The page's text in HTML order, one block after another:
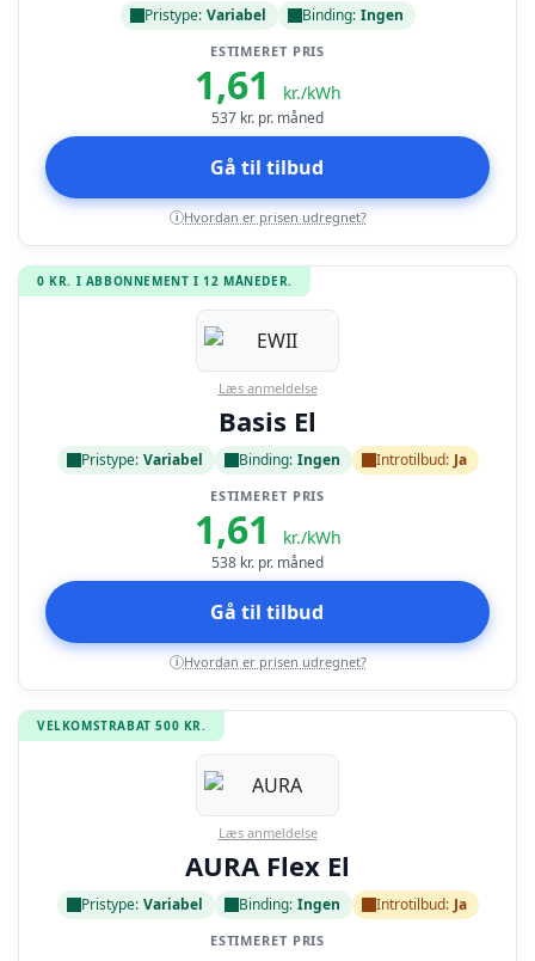
Pristype: Variabel Binding: Ingen
ESTIMERET PRIS
1,61 kr./kWh
537 kr. pr. måned
Gå til tilbud
i Hvordan er prisen udregnet?
0 KR. I ABBONNEMENT I 12 MÅNEDER.
Læs anmeldelse
Basis El
Pristype: Variabel Binding: Ingen Introtilbud: Ja
ESTIMERET PRIS
1,61 kr./kWh
538 kr. pr. måned
Gå til tilbud
i Hvordan er prisen udregnet?
VELKOMSTRABAT 500 KR.
Læs anmeldelse
AURA Flex El
Pristype: Variabel Binding: Ingen Introtilbud: Ja
ESTIMERET PRIS